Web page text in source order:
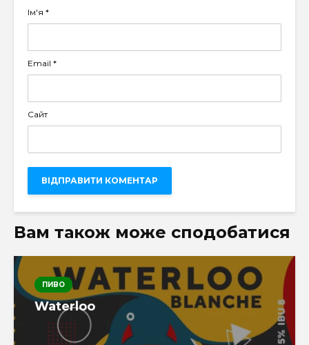
Ім'я *
Email *
Сайт
Вам також може сподобатися
ПИВО
Waterloo